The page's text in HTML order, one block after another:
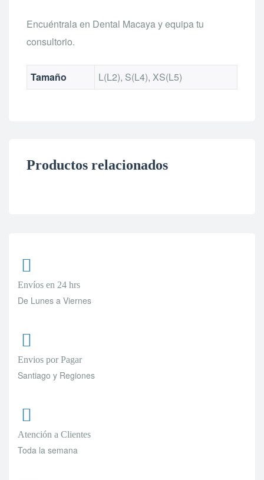
Encuéntrala en Dental Macaya y equipa tu
consultorio.
Tamaño L(L2), S(L4), XS(L5)
Productos relacionados
Envíos en 24 hrs
De Lunes a Viernes
Envios por Pagar
Santiago y Regiones
Atención a Clientes
Toda la semana